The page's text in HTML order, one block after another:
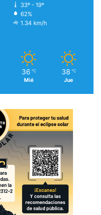
33º - 19º
62%
1.34 km/h
36 ℃
Mié
38 ℃
Jue